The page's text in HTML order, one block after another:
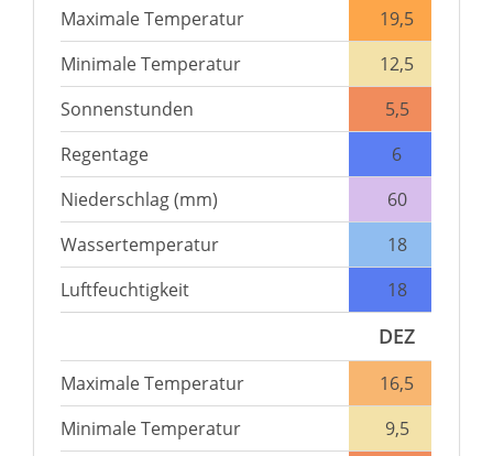
Maximale Temperatur
19,5
Minimale Temperatur
12,5
Sonnenstunden
5,5
Regentage
6
Niederschlag (mm)
60
Wassertemperatur
18
Luftfeuchtigkeit
18
DEZ
Maximale Temperatur
16,5
Minimale Temperatur
9,5